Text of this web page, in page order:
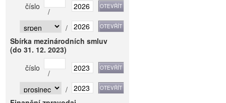
číslo
/
/
Sbírka mezinárodních smluv
(do 31. 12. 2023)
číslo
/
/